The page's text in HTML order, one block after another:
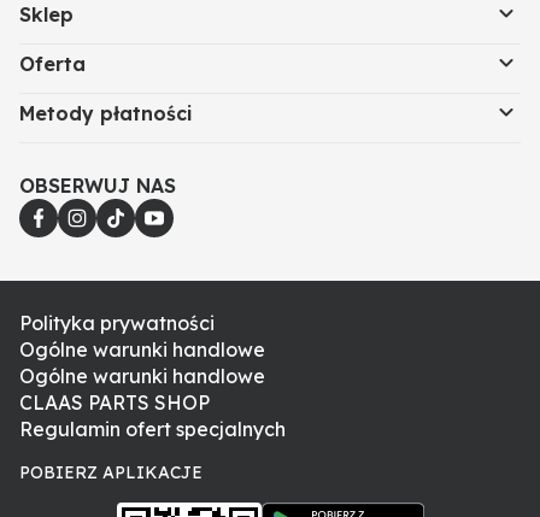
Sklep
Oferta
Metody płatności
OBSERWUJ NAS
Polityka prywatności
Ogólne warunki handlowe
Ogólne warunki handlowe
CLAAS PARTS SHOP
Regulamin ofert specjalnych
POBIERZ APLIKACJE